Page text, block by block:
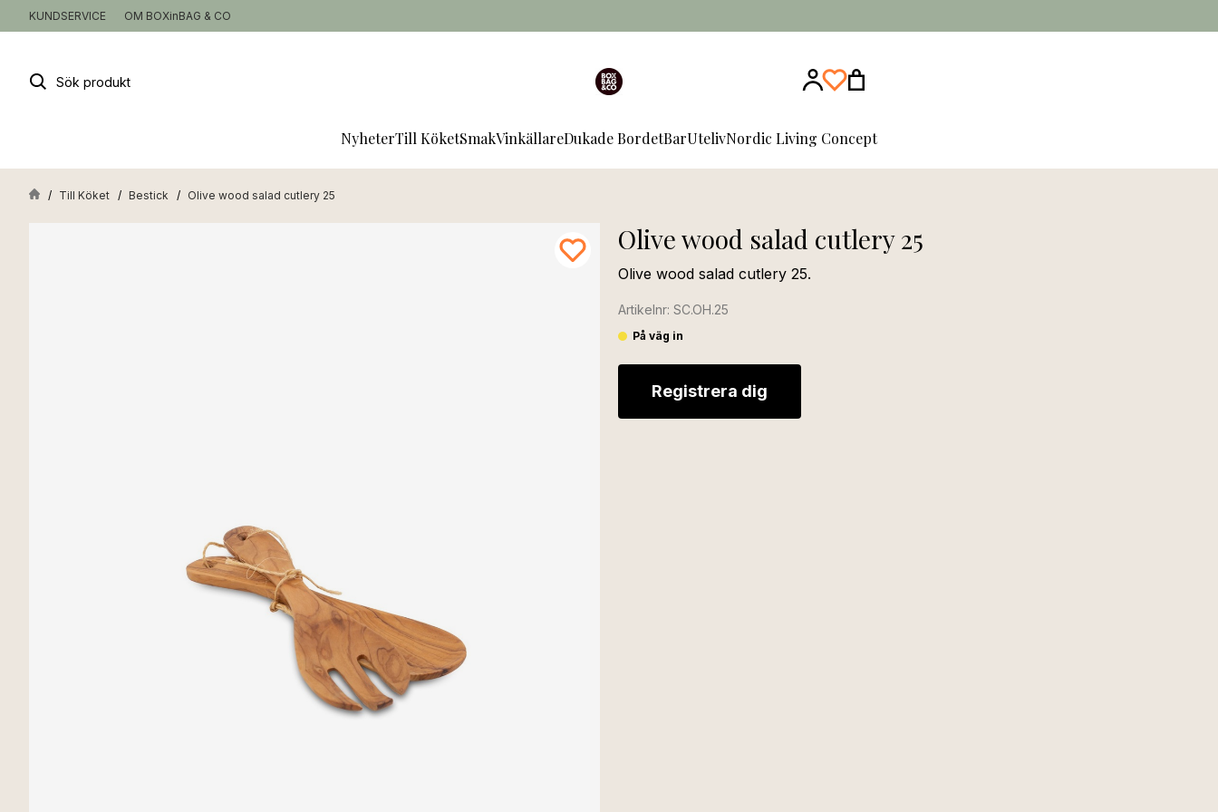
KUNDSERVICE OM BOXinBAG & CO
Sök
NyheterTill KöketSmakVinkällareDukade BordetBarUtelivNordic Living Concept
Till Köket Bestick Olive wood salad cutlery 25
Olive wood salad cutlery 25
Olive wood salad cutlery 25.
Artikelnr: SC.OH.25
På väg in
Registrera dig